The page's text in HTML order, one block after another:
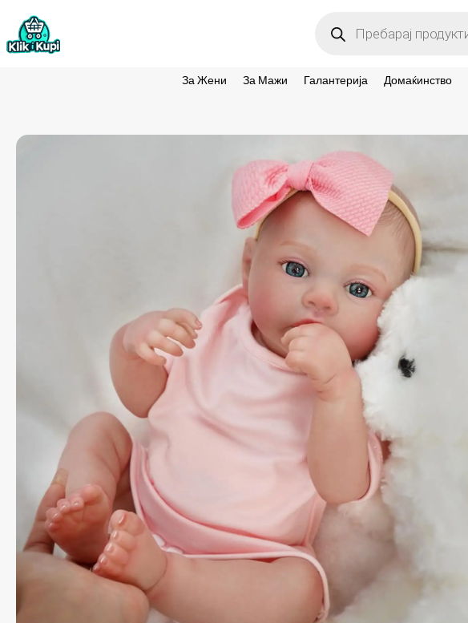
search
За Жени За Мажи Галантерија Домаќинство